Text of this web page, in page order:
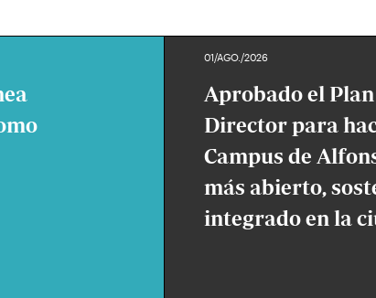
01/AGO./2026
Aprobado el Plan
Director para
Campus de
más abierto,
integrado en la